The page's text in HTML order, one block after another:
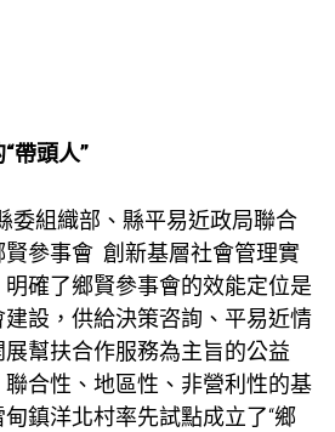
帶頭人”
委組織部、縣平易近政局聯合
參事會 創新基層社會管理實
確了鄉賢參事會的效能定位是
設，供給決策咨詢、平易近情
幫扶合作服務為主旨的公益
聯合性、地區性、非營利性的基
鎮洋北村率先試點成立了“鄉